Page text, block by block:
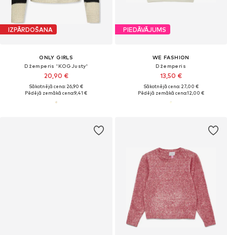
IZPĀRDOŠANA
ONLY GIRLS
Džemperis 'KOGJusty'
20,90 €
Sākotnējā cena: 26,90 €
Pēdējā zemākā cena:9,41 €
PIEDĀVĀJUMS
WE FASHION
Džemperis
13,50 €
Sākotnējā cena: 27,00 €
Pēdējā zemākā cena:12,00 €